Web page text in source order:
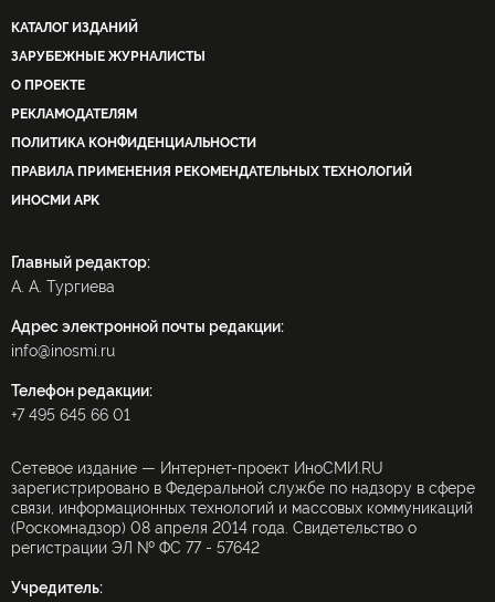
КАТАЛОГ ИЗДАНИЙ
ЗАРУБЕЖНЫЕ ЖУРНАЛИСТЫ
О ПРОЕКТЕ
РЕКЛАМОДАТЕЛЯМ
ПОЛИТИКА КОНФИДЕНЦИАЛЬНОСТИ
ПРАВИЛА ПРИМЕНЕНИЯ РЕКОМЕНДАТЕЛЬНЫХ ТЕХНОЛОГИЙ
ИНОСМИ APK
Главный редактор:
А. А. Тургиева
Адрес электронной почты редакции:
info@inosmi.ru
Телефон редакции:
+7 495 645 66 01
Сетевое издание — Интернет-проект ИноСМИ.RU
зарегистрировано в Федеральной службе по надзору в сфере
связи, информационных технологий и массовых коммуникаций
(Роскомнадзор) 08 апреля 2014 года. Свидетельство о
регистрации ЭЛ № ФС 77 - 57642
Учредитель: